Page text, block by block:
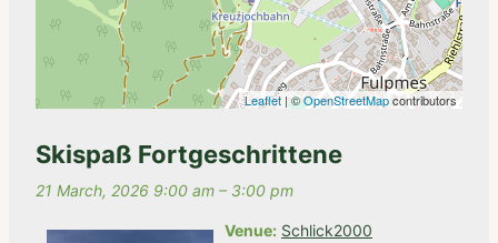
Leaflet | ©OpenStreetMapcontributors
Skispaß Fortgeschrittene
21 March, 2026 9:00 am – 3:00 pm
Venue: Schlick2000